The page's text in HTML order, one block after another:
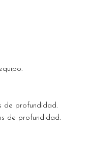
de profundidad.
de profundidad.